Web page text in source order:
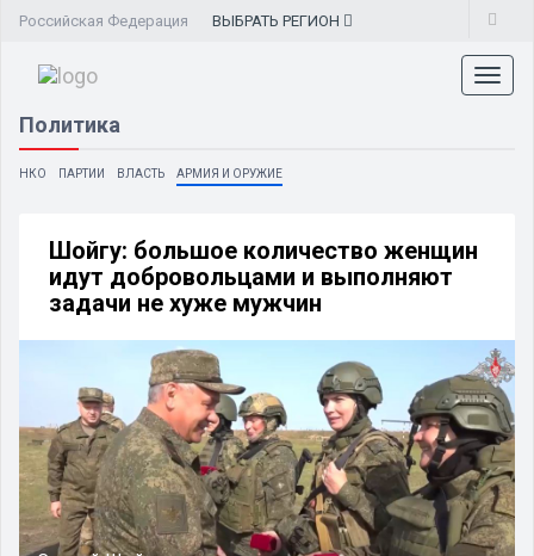
Российская Федерация ВЫБРАТЬ РЕГИОН
Политика
НКО ПАРТИИ ВЛАСТЬ АРМИЯ И ОРУЖИЕ
Шойгу: большое количество женщин
идут добровольцами и выполняют
задачи не хуже мужчин